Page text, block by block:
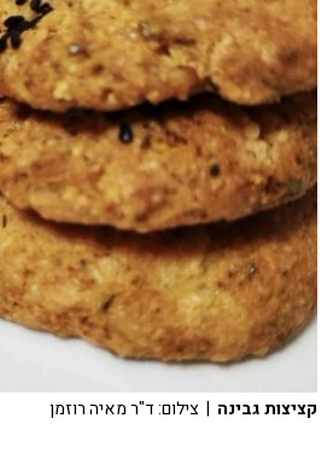
קציצות גבינה | צילום: ד"ר מאיה רוזמן